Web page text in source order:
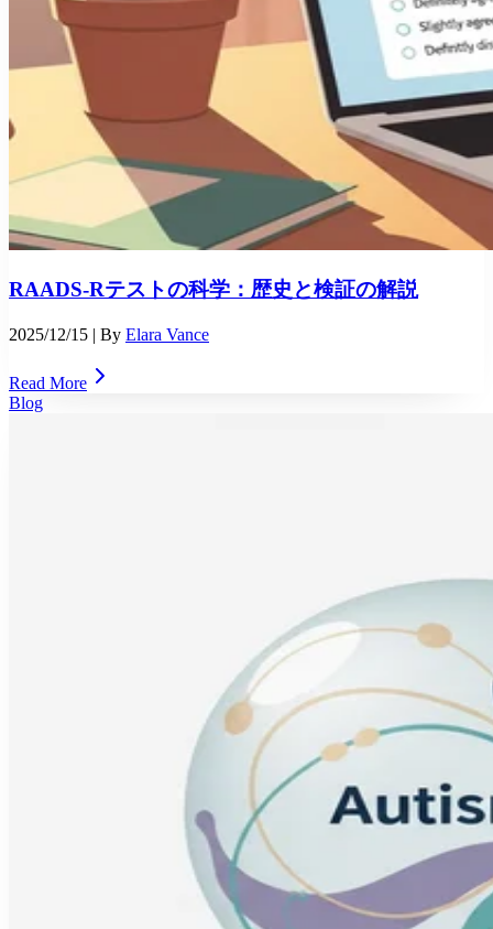
RAADS-Rテストの科学：歴史と検証の解説
2025/12/15 | By Elara Vance
Read More
Blog